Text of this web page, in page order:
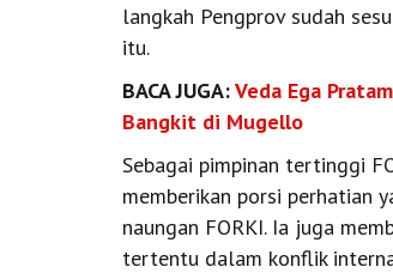
langkah Pengprov sudah
itu.
BACA JUGA:Veda Ega
Bangkit di Mugello
Sebagai pimpinan tertinggi
memberikan porsi perhatian
naungan FORKI. Ia juga
tertentu dalam konflik